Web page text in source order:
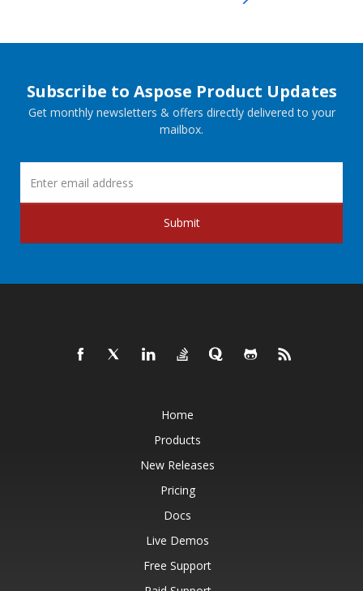
Subscribe to Aspose Product Updates
Get monthly newsletters & offers directly delivered to your
mailbox.
Submit
Home
Products
New Releases
Pricing
Docs
Live Demos
Free Support